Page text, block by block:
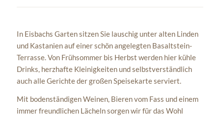
In Eisbachs Garten sitzen Sie lauschig unter alten Linden
und Kastanien auf einer schön angelegten Basaltstein-
Terrasse. Von Frühsommer bis Herbst werden hier kühle
Drinks, herzhafte Kleinigkeiten und selbstverständlich
auch alle Gerichte der großen Speisekarte serviert.
Mit bodenständigen Weinen, Bieren vom Fass und einem
immer freundlichen Lächeln sorgen wir für das Wohl